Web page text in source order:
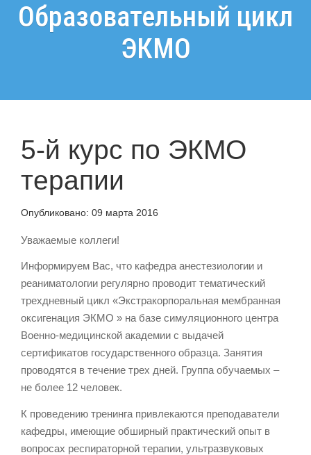
Образовательный цикл
ЭКМО
5-й курс по ЭКМО
терапии
Опубликовано: 09 марта 2016
Уважаемые коллеги!
Информируем Вас, что кафедра анестезиологии и
реаниматологии регулярно проводит тематический
трехдневный цикл «Экстракорпоральная мембранная
оксигенация ЭКМО » на базе симуляционного центра
Военно-медицинской академии с выдачей
сертификатов государственного образца. Занятия
проводятся в течение трех дней. Группа обучаемых –
не более 12 человек.
К проведению тренинга привлекаются преподаватели
кафедры, имеющие обширный практический опыт в
вопросах респираторной терапии, ультразвуковых